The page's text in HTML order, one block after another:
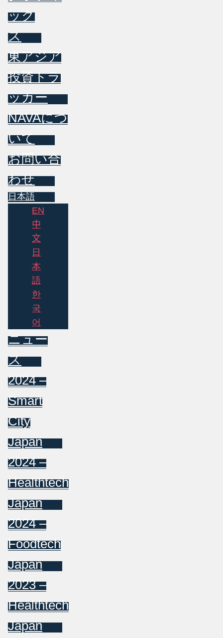
ック
ス
東アジア
投資トラ
ッカー
NAVAにつ
いて
お問い合
わせ
日本語
EN
中
文
日
本
語
한
국
어
ニュー
ス
2024 –
Smart
City
Japan
2024 –
Healthtech
Japan
2024 –
Foodtech
Japan
2023 –
Healthtech
Japan